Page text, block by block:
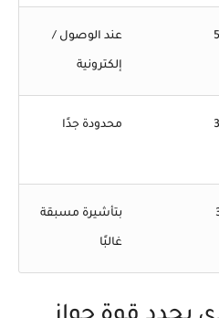
عند الوصول /
إلكترونية
محدودة جدًا
بتأشيرة مسبقة
غالبًا